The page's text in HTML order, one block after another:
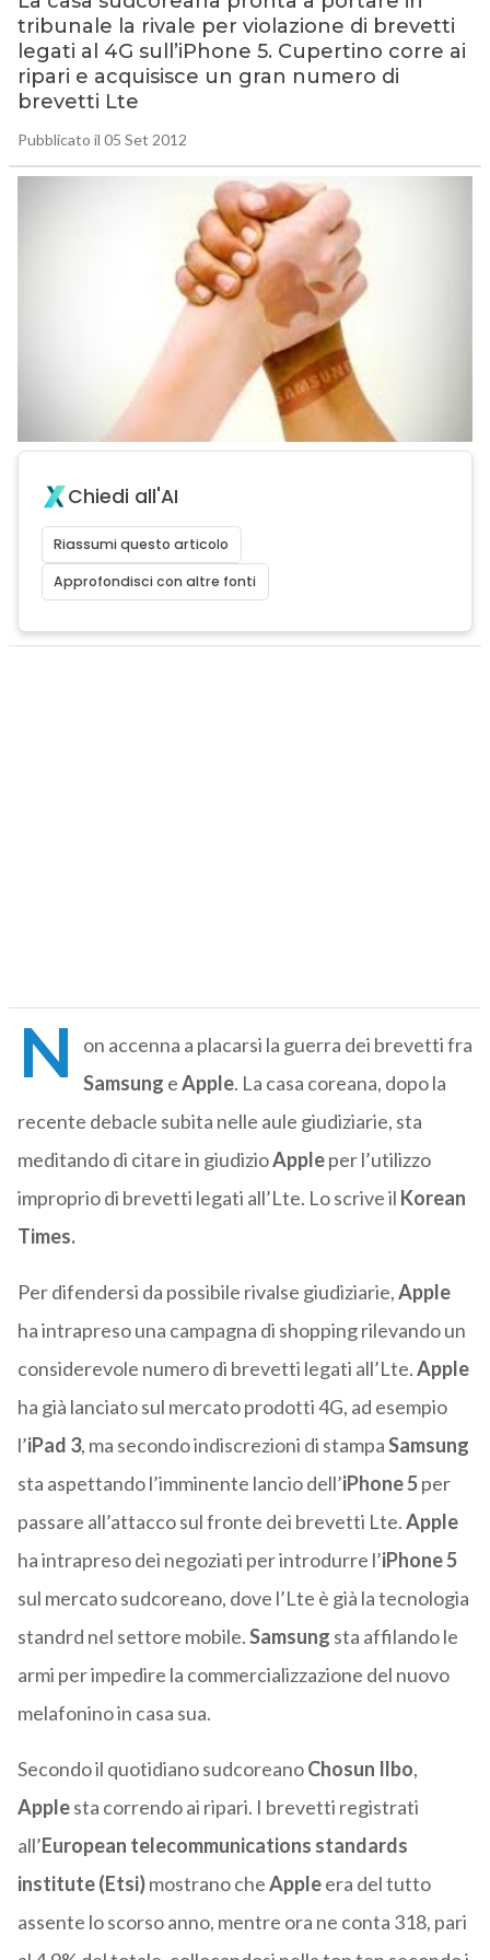
tribunale la rivale per violazione di brevetti
legati al 4G sull’iPhone 5. Cupertino corre ai
ripari e acquisisce un gran numero di
brevetti Lte
Pubblicato il 05 Set 2012
Chiedi all'AI
Riassumi questo articolo
Approfondisci con altre fonti
N
on accenna a placarsi la guerra dei brevetti fra
Samsung eApple. La casa coreana, dopo la
recente debacle subita nelle aule giudiziarie, sta
meditando di citare in giudizioAppleper l’utilizzo
improprio di brevetti legati all’Lte. Lo scrive il Korean
Times.
Per difendersi da possibile rivalse giudiziarie,Apple
ha intrapreso una campagna di shopping rilevando un
considerevole numero di brevetti legati all’Lte.Apple
ha già lanciato sul mercato prodotti 4G, ad esempio
l’iPad 3, ma secondo indiscrezioni di stampaSamsung
sta aspettando l’imminente lancio dell’iPhone 5per
passare all’attacco sul fronte dei brevetti Lte.Apple
ha intrapreso dei negoziati per introdurre l’iPhone 5
sul mercato sudcoreano, dove l’Lte è già la tecnologia
standrd nel settore mobile.Samsung sta affilando le
armi per impedire la commercializzazione del nuovo
melafonino in casa sua.
Secondo il quotidiano sudcoreanoChosun Ilbo,
Applesta correndo ai ripari. I brevetti registrati
all’European telecommunications standards
institute (Etsi)mostrano cheAppleera del tutto
assente lo scorso anno, mentre ora ne conta 318, pari